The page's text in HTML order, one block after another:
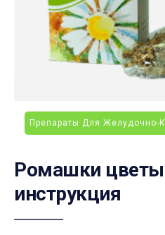
Препараты Для Желудочно-
Ромашки цветы
инструкция